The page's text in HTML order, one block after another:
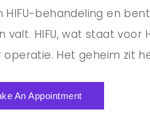
HIFU-behandeling en
valt. HIFU, wat staat
Het geheim zit
An Appointment